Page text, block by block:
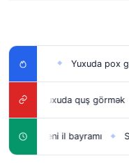
◆ Yuxuda pox görmək
Yuxuda quş görmək ◆
Yeni il bayramı ◆ SMM